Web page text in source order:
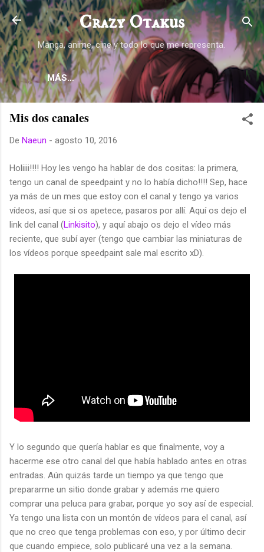
Ir al contenido principal
Crazy Otakus
Manga, anime, cine y todo lo que me representa.
MÁS…
Mis dos canales
De Naeun - agosto 10, 2016
Holiiii!!!! Hoy les vengo ha hablar de dos cositas: la primera,
tengo un canal de speedpaint y no lo había dicho!!!! Sep, hace
ya más de un mes que estoy con el canal y tengo ya varios
vídeos, así que si os apetece, pasaros por allí. Aquí os dejo el
link del canal (Linkisito), y aquí abajo os dejo el vídeo más
reciente, que subí ayer (tengo que cambiar las miniaturas de
los vídeos porque speedpaint sale mal escrito xD).
Y lo segundo que quería hablar es que finalmente, voy a
hacerme ese otro canal del que había hablado antes en otras
entradas. Aún quizás tarde un tiempo ya que tengo que
prepararme un sitio donde grabar y además me quiero
comprar una peluca para grabar, porque yo soy así de especial.
Ya tengo una lista con un montón de vídeos para el canal, así
que no creo que tenga problemas con eso, y por último decir
que cuando empiece, solo publicaré una vez a la semana.